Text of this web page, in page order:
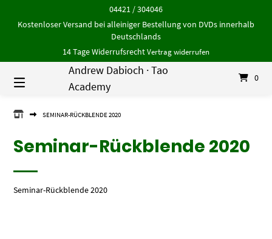
Inhalt
04421 / 304046
Kostenloser Versand bei alleiniger Bestellung von DVDs innerhalb
Deutschlands
14 Tage WiderrufsrechtVertrag widerrufen
Andrew Dabioch · Tao
Academy
0
ANDREW
TAO
ACADEMY
SEMINAR-RÜCKBLENDE 2020
Seminar-Rückblende 2020
Seminar-Rückblende 2020